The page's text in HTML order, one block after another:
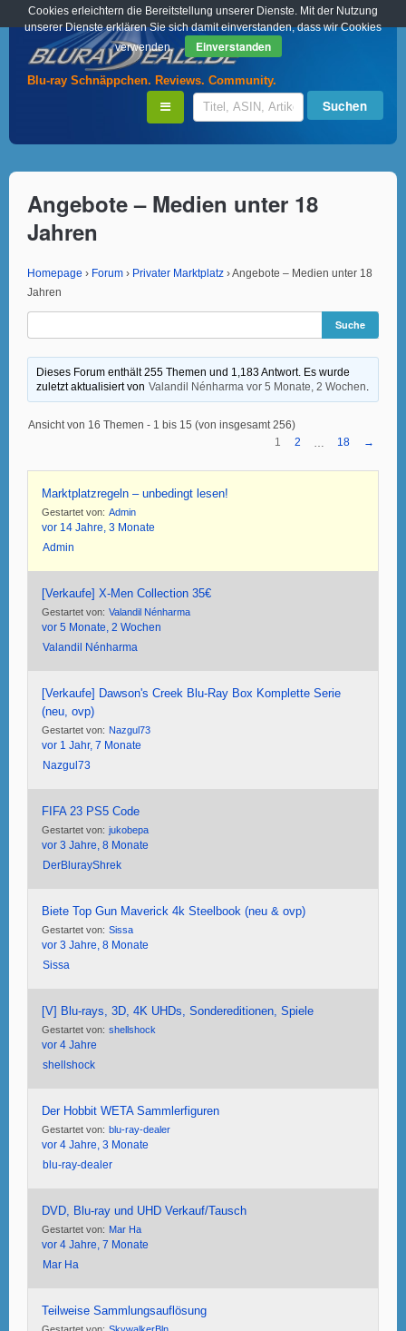
Blu-ray Schnäppchen. Reviews. Community.
Angebote – Medien unter 18
Jahren
Homepage › Forum › Privater Marktplatz ›Angebote – Medien unter 18
Jahren
Dieses Forum enthält 255 Themen und 1,183 Antwort. Es wurde
zuletzt aktualisiert von Valandil Nénharma vor 5 Monate, 2 Wochen
Ansicht von 16 Themen - 1 bis 15 (von insgesamt 256)
1
2 18 →
Marktplatzregeln – unbedingt lesen!
Gestartet von: Admin
vor 14 Jahre, 3 Monate
Admin
[Verkaufe] X-Men Collection 35€
Gestartet von: Valandil Nénharma
vor 5 Monate, 2 Wochen
Valandil Nénharma
[Verkaufe] Dawson's Creek Blu-Ray Box Komplette Serie
(neu, ovp)
Gestartet von: Nazgul73
vor 1 Jahr, 7 Monate
Nazgul73
FIFA 23 PS5 Code
Gestartet von: jukobepa
vor 3 Jahre, 8 Monate
DerBlurayShrek
Biete Top Gun Maverick 4k Steelbook (neu & ovp)
Gestartet von: Sissa
vor 3 Jahre, 8 Monate
Sissa
[V] Blu-rays, 3D, 4K UHDs, Sondereditionen, Spiele
Gestartet von: shellshock
vor 4 Jahre
shellshock
Der Hobbit WETA Sammlerfiguren
Gestartet von: blu-ray-dealer
vor 4 Jahre, 3 Monate
blu-ray-dealer
DVD, Blu-ray und UHD Verkauf/Tausch
Gestartet von: Mar Ha
vor 4 Jahre, 7 Monate
Mar Ha
Teilweise Sammlungsauflösung
Gestartet von: SkywalkerBln
Cookies erleichtern die Bereitstellung unserer Dienste. Mit der Nutzung
unserer Dienste erklären Sie sich damit einverstanden, dass wir Cookies
verwenden.
Einverstanden